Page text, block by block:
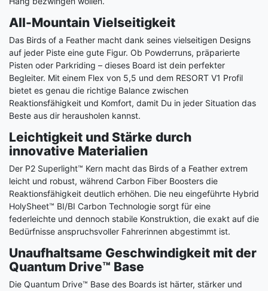
All-Mountain Vielseitigkeit
Das Birds of a Feather macht dank seines vielseitigen Designs
auf jeder Piste eine gute Figur. Ob Powderruns, präparierte
Pisten oder Parkriding – dieses Board ist dein perfekter
Begleiter. Mit einem Flex von 5,5 und dem RESORT V1 Profil
bietet es genau die richtige Balance zwischen
Reaktionsfähigkeit und Komfort, damit Du in jeder Situation das
Beste aus dir herausholen kannst.
Leichtigkeit und Stärke durch
innovative Materialien
Der P2 Superlight™ Kern macht das Birds of a Feather extrem
leicht und robust, während Carbon Fiber Boosters die
Reaktionsfähigkeit deutlich erhöhen. Die neu eingeführte Hybrid
HolySheet™ BI/BI Carbon Technologie sorgt für eine
federleichte und dennoch stabile Konstruktion, die exakt auf die
Bedürfnisse anspruchsvoller Fahrerinnen abgestimmt ist.
Unaufhaltsame Geschwindigkeit mit der
Quantum Drive™ Base
Die Quantum Drive™ Base des Boards ist härter, stärker und